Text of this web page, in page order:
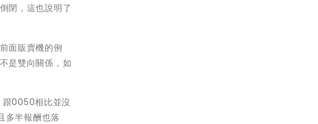
閉，這也說明了
面販賣機的例
是雙向關係，如
跟0050相比並沒
多半報酬也落